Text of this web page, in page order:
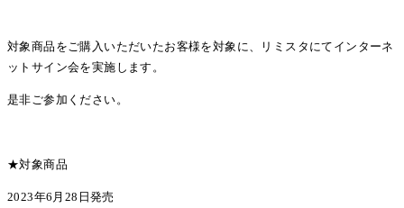
対象商品をご購入いただいたお客様を対象に、リミスタにてインターネ
ットサイン会を実施します。
是非ご参加ください。
★対象商品
2023年6月28日発売